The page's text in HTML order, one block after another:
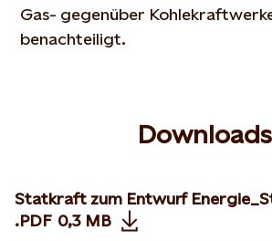
Gas- gegenüber
benachteiligt.
Downloads
Statkraft zum Entwurf
.PDF 0,3 MB
Opens in new tab or